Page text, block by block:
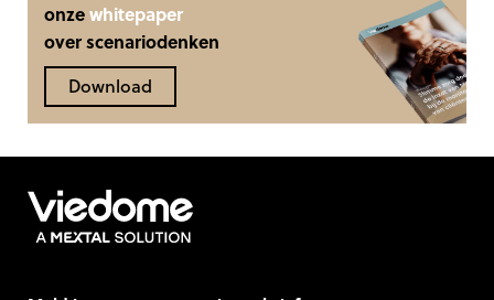
onzewhitepaper
over scenariodenken
Download